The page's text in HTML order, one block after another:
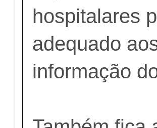
hospitalares
adequado
informação